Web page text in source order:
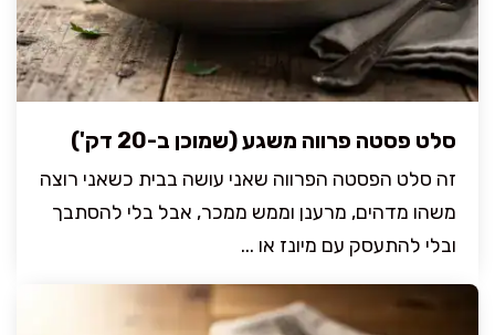
סלט פסטה פרווה משגע (שמוכן ב-20 דק')
זה סלט הפסטה הפרווה שאני עושה בבית כשאני רוצה
משהו מדהים, מרענן וממש ממכר, אבל בלי להסתבך
ובלי להתעסק עם מיונז או ...